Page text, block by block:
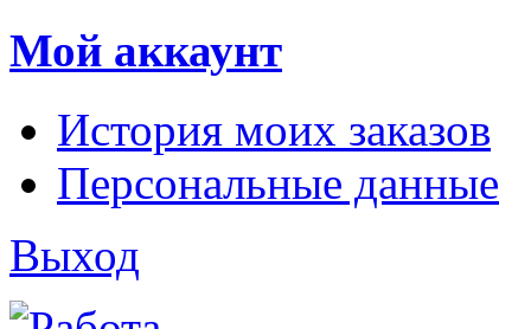
Мой аккаунт
История моих заказов
Персональные данные
Выход